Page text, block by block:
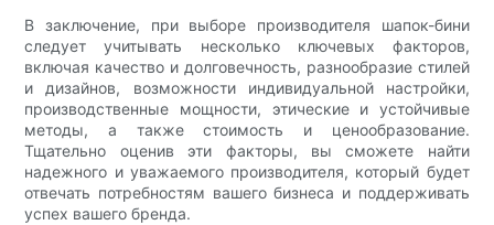
В заключение, при выборе производителя шапок-бини
следует учитывать несколько ключевых факторов,
включая качество и долговечность, разнообразие стилей
и дизайнов, возможности индивидуальной настройки,
производственные мощности, этические и устойчивые
методы, а также стоимость и ценообразование.
Тщательно оценив эти факторы, вы сможете найти
надежного и уважаемого производителя, который будет
отвечать потребностям вашего бизнеса и поддерживать
успех вашего бренда.